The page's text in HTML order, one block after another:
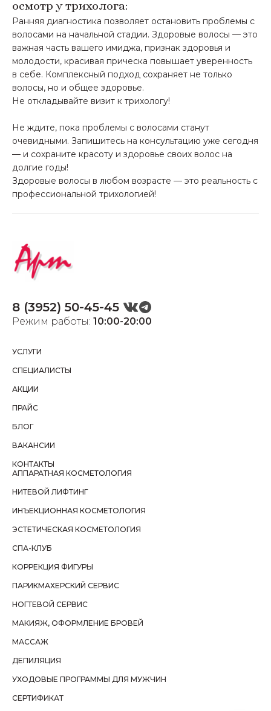
осмотр у трихолога:
Ранняя диагностика позволяет остановить проблемы с
волосами на начальной стадии. Здоровые волосы — это
важная часть вашего имиджа, признак здоровья и
молодости, красивая прическа повышает уверенность
в себе. Комплексный подход сохраняет не только
волосы, но и общее здоровье.
Не откладывайте визит к трихологу!
Не ждите, пока проблемы с волосами станут
очевидными. Запишитесь на консультацию уже сегодня
— и сохраните красоту и здоровье своих волос на
долгие годы!
Здоровые волосы в любом возрасте — это реальность с
профессиональной трихологией!
Режим работы: 10:00-20:00
8 (3952) 50-45-45
УСЛУГИ
СПЕЦИАЛИСТЫ
АКЦИИ
ПРАЙС
БЛОГ
ВАКАНСИИ
КОНТАКТЫ
АППАРАТНАЯ КОСМЕТОЛОГИЯ
НИТЕВОЙ ЛИФТИНГ
ИНЪЕКЦИОННАЯ КОСМЕТОЛОГИЯ
ЭСТЕТИЧЕСКАЯ КОСМЕТОЛОГИЯ
СПА-КЛУБ
КОРРЕКЦИЯ ФИГУРЫ
ПАРИКМАХЕРСКИЙ СЕРВИС
НОГТЕВОЙ СЕРВИС
МАКИЯЖ, ОФОРМЛЕНИЕ БРОВЕЙ
МАССАЖ
ДЕПИЛЯЦИЯ
УХОДОВЫЕ ПРОГРАММЫ ДЛЯ МУЖЧИН
СЕРТИФИКАТ